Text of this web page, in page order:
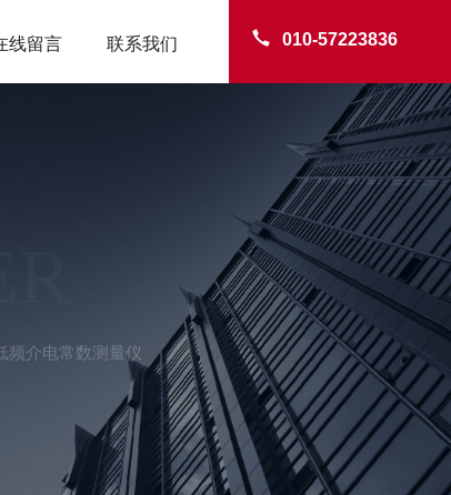
010-57223836
线留言 联系我们
频介电常数测量仪